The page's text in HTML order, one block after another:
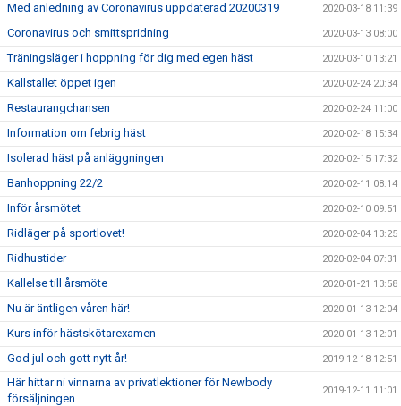
Med anledning av Coronavirus uppdaterad 20200319 2020-03-18 11:39
Coronavirus och smittspridning 2020-03-13 08:00
Träningsläger i hoppning för dig med egen häst 2020-03-10 13:21
Kallstallet öppet igen 2020-02-24 20:34
Restaurangchansen 2020-02-24 11:00
Information om febrig häst 2020-02-18 15:34
Isolerad häst på anläggningen 2020-02-15 17:32
Banhoppning 22/2 2020-02-11 08:14
Inför årsmötet 2020-02-10 09:51
Ridläger på sportlovet! 2020-02-04 13:25
Ridhustider 2020-02-04 07:31
Kallelse till årsmöte 2020-01-21 13:58
Nu är äntligen våren här! 2020-01-13 12:04
Kurs inför hästskötarexamen 2020-01-13 12:01
God jul och gott nytt år! 2019-12-18 12:51
Här hittar ni vinnarna av privatlektioner för Newbody
försäljningen
2019-12-11 11:01